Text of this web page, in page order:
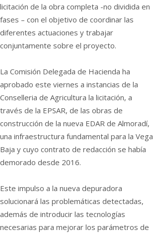
licitación de la obra completa -no dividida en
fases – con el objetivo de coordinar las
diferentes actuaciones y trabajar
conjuntamente sobre el proyecto.
La Comisión Delegada de Hacienda ha
aprobado este viernes a instancias de la
Conselleria de Agricultura la licitación, a
través de la EPSAR, de las obras de
construcción de la nueva EDAR de Almoradí,
una infraestructura fundamental para la Vega
Baja y cuyo contrato de redacción se había
demorado desde 2016.
Este impulso a la nueva depuradora
solucionará las problemáticas detectadas,
además de introducir las tecnologías
necesarias para mejorar los parámetros de